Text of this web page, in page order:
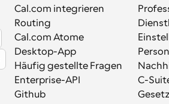
Cal.com integrieren
Routing
Cal.com Atome
Desktop-App
Häufig gestellte Fragen
Enterprise-API
Github
C-
Gesetz